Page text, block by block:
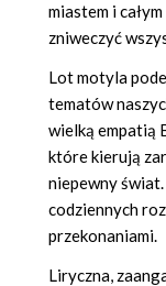
miastem i
zniweczyć
Lot motyla
tematów
wielką empatią
które kierują
niepewny świat.
codziennych
przekonaniami.
Liryczna,